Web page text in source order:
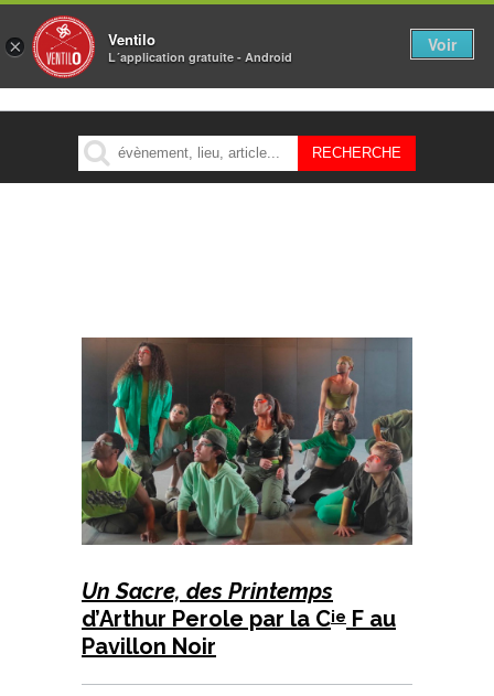
MENU
Un Sacre, des Printemps
d’Arthur Perole par la Cie F au
Pavillon Noir
× Ventilo
L´application gratuite - Android
Voir